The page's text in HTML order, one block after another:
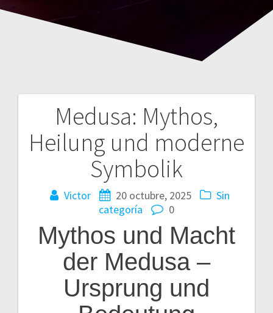
Medusa: Mythos,
Heilung und moderne
Symbolik
Victor 20 octubre, 2025
Sin
categoría
0
Mythos und Macht
der Medusa –
Ursprung und
Navegación
de
entradas